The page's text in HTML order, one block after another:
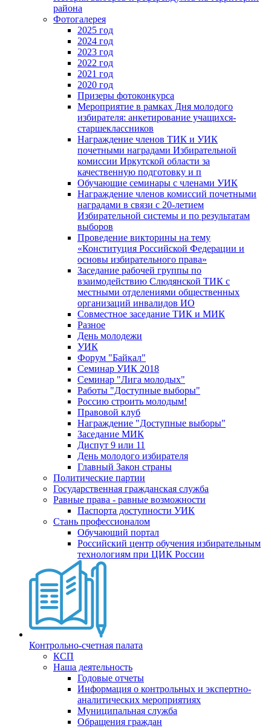
района
Фотогалерея
2025 год
2024 год
2023 год
2022 год
2021 год
2020 год
Призеры фотоконкурса
Мероприятие в рамках Дня молодого
избирателя: анкетирование учащихся-
старшеклассников
Награждение членов ТИК и УИК
почетными наградами Избирательной
комиссии Иркутской области за
качественную подготовку и п
Обучающие семинары с членами УИК
Награждение членов комиссий почетными
наградами в связи с 20-летием
Избирательной системы и по результатам
выборов
Проведение викторины на тему
«Конституция Российской Федерации и
основы избирательного права»
Заседание рабочей группы по
взаимодействию Слюдянской ТИК с
местными отделениями общественных
организаций инвалидов ИО
Совместное заседание ТИК и МИК
Разное
День молодежи
УИК
Форум "Байкал"
Семинар УИК 2018
Семинар "Лига молодых"
Работы "Доступные выборы"
Россию строить молодым!
Правовой клуб
Награждение "Доступные выборы"
Заседание МИК
Диспут 9 или 11
День молодого избирателя
Главный Закон страны
Политические партии
Государственная гражданская служба
Равные права - равные возможности
Паспорта доступности УИК
Стань профессионалом
Обучающий портал
Российский центр обучения избирательным
технологиям при ЦИК России
Контрольно-счетная палата
КСП
Наша деятельность
Годовые отчеты
Информация о контрольных и экспертно-
аналитических мероприятиях
Муниципальная служба
Обращения граждан